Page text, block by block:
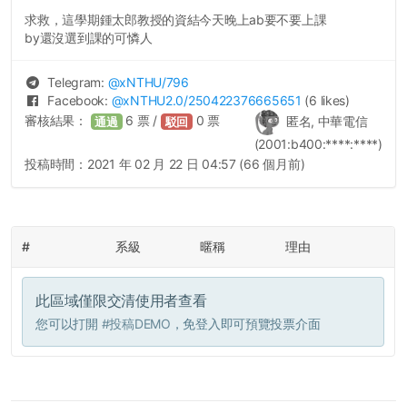
求救，這學期鍾太郎教授的資結今天晚上ab要不要上課
by還沒選到課的可憐人
Telegram: @xNTHU/796
Facebook: @xNTHU2.0/250422376665651 (6 likes)
匿名, 中華電信
(2001:b400:****:****)
審核結果： 通過 6 票 / 駁回 0 票
投稿時間： 2021 年 02 月 22 日 04:57 (66 個月前)
# 系級 暱稱 理由
此區域僅限交清使用者查看
您可以打開 #投稿DEMO ，免登入即可預覽投票介面